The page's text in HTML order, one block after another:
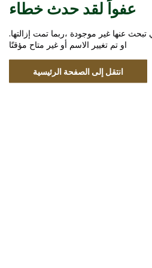
عفواً لقد حدث خطاء
عنها غير موجودة ،ربما تمت إزالتها.
او تم تغيير الاسم أو غير متاح مؤقتًا
انتقل إلى الصفحة الرئيسية